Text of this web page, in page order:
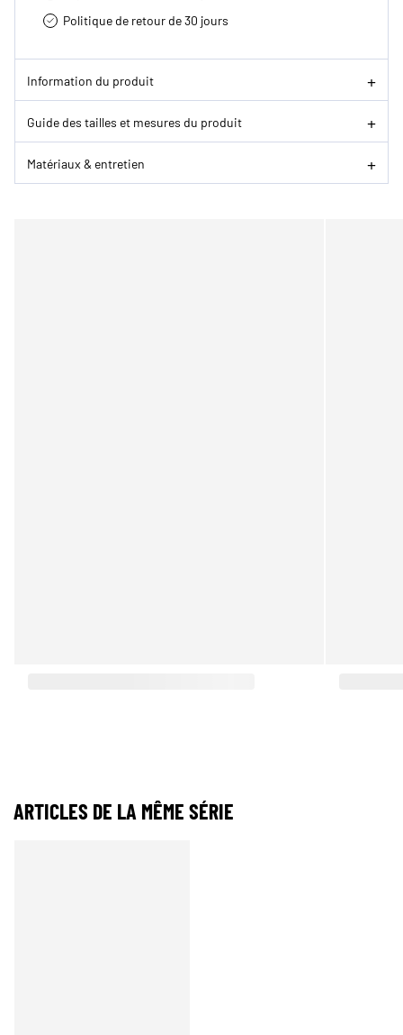
Politique de retour de 30 jours
Information du produit
Guide des tailles et mesures du produit
Matériaux & entretien
ARTICLES DE LA MÊME SÉRIE